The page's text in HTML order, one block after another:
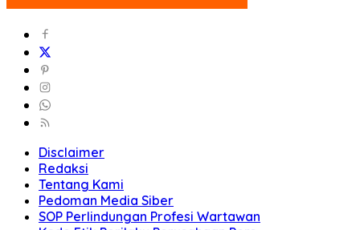
Disclaimer
Redaksi
Tentang Kami
Pedoman Media Siber
SOP Perlindungan Profesi Wartawan